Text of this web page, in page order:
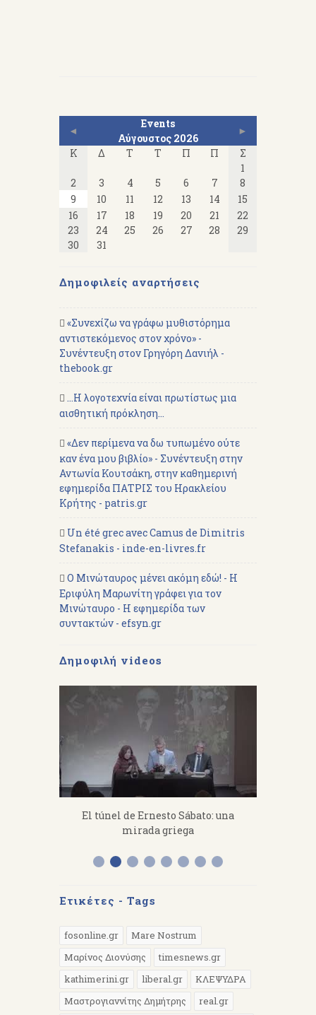
◄
Events
Αύγουστος 2026
►
Κ
Δ Τ Τ Π Π
Σ
1
2
3 4 5 6 7
8
9
10 11 12 13 14
15
16
17 18 19 20 21
22
23
24 25 26 27 28
29
30
31
Δημοφιλείς αναρτήσεις
«Συνεχίζω να γράφω μυθιστόρημα
αντιστεκόμενος στον χρόνο» -
Συνέντευξη στον Γρηγόρη Δανιήλ -
thebook.gr
...Η λογοτεχνία είναι πρωτίστως μια
αισθητική πρόκληση...
«Δεν περίμενα να δω τυπωμένο ούτε
καν ένα μου βιβλίο» - Συνέντευξη στην
Αντωνία Κουτσάκη, στην καθημερινή
εφημερίδα ΠΑΤΡΙΣ του Ηρακλείου
Κρήτης - patris.gr
Un été grec avec Camus de Dimitris
Stefanakis - inde-en-livres.fr
Ο Μινώταυρος μένει ακόμη εδώ! - Η
Εριφύλη Μαρωνίτη γράφει για τον
Μινώταυρο - Η εφημερίδα των
συντακτών - efsyn.gr
Δημοφιλή videos
El túnel de Ernesto Sábato: una
mirada griega
Ετικέτες - Tags
fosonline.gr
Mare Nostrum
Μαρίνος Διονύσης
timesnews.gr
kathimerini.gr
liberal.gr
ΚΛΕΨΥΔΡΑ
Μαστρογιαννίτης Δημήτρης
real.gr